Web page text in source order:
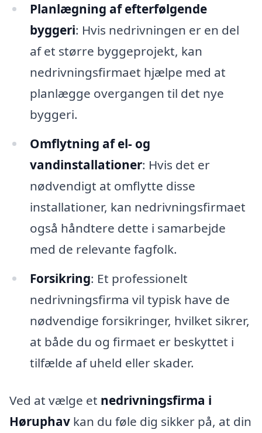
Planlægning af efterfølgende
byggeri: Hvis nedrivningen er en del
af et større byggeprojekt, kan
nedrivningsfirmaet hjælpe med at
planlægge overgangen til det nye
byggeri.
Omflytning af el- og
vandinstallationer: Hvis det er
nødvendigt at omflytte disse
installationer, kan nedrivningsfirmaet
også håndtere dette i samarbejde
med de relevante fagfolk.
Forsikring: Et professionelt
nedrivningsfirma vil typisk have de
nødvendige forsikringer, hvilket sikrer,
at både du og firmaet er beskyttet i
tilfælde af uheld eller skader.
Ved at vælge et nedrivningsfirma i
Høruphav kan du føle dig sikker på, at din